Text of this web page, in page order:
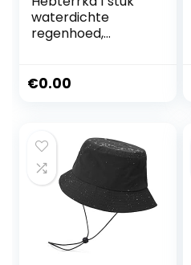
waterdichte
regenhoed,
bescherming
wandelen
€0.00